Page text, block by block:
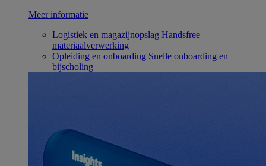
Meer informatie
Logistiek en magazijnopslag Handsfree
materiaalverwerking
Opleiding en onboarding Snelle onboarding en
bijscholing